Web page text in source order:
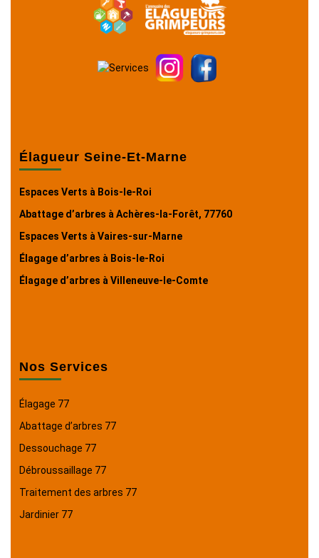
Élagueur Seine-Et-Marne
Espaces Verts à Bois-le-Roi
Abattage d’arbres à Achères-la-Forêt, 77760
Espaces Verts à Vaires-sur-Marne
Élagage d’arbres à Bois-le-Roi
Élagage d’arbres à Villeneuve-le-Comte
Nos Services
Élagage 77
Abattage d’arbres 77
Dessouchage 77
Débroussaillage 77
Traitement des arbres 77
Jardinier 77